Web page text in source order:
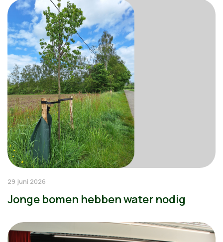
29 juni 2026
Jonge bomen hebben water nodig